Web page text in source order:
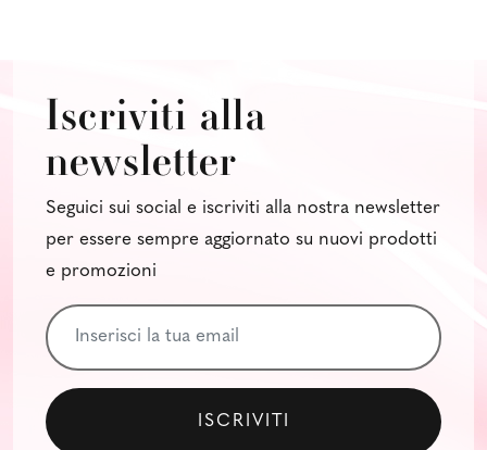
Iscriviti alla
newsletter
Seguici sui social e iscriviti alla nostra newsletter
per essere sempre aggiornato su nuovi prodotti
e promozioni